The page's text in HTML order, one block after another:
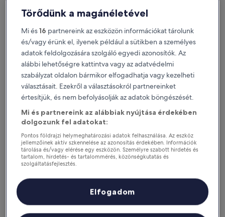
tetszene a szállásod. Azt szeretnénk, hogy megtaláld a
tökéleteset.
Letölthető iOS-re és Androidra
Miért érdemes letölteni az
applikációnkat?
Törődünk a magánéletével
Mi és16 partnereink az eszközön információkat tárolunk
és/vagy érünk el, ilyenek például a sütikben a személyes
adatok feldolgozására szolgáló egyedi azonosítók. Az
alábbi lehetőségre kattintva vagy az adatvédelmi
szabályzat oldalon bármikor elfogadhatja vagy kezelheti
választásait. Ezekről a választásokról partnereinket
értesítjük, és nem befolyásolják az adatok böngészését.
Mi és partnereink az alábbiak nyújtása érdekében
dolgozunk fel adatokat:
Pontos földrajzi helymeghatározási adatok felhasználása. Az eszköz
jellemzőinek aktív szkennelése az azonosítás érdekében. Információk
tárolása és/vagy elérése egy eszközön. Személyre szabott hirdetés és
tartalom, hirdetés- és tartalommérés, közönségkutatás és
szolgáltatásfejlesztés.
Elfogadom